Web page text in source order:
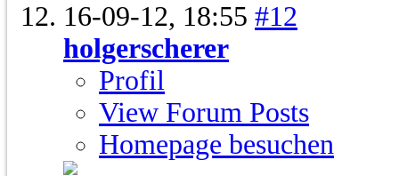
16-09-12, 18:55 #12
holgerscherer
Profil
View Forum Posts
Homepage besuchen